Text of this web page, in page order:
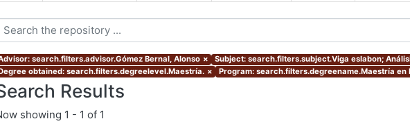
search.filters.advisor.Gómez Bernal, Alonso × Subject: search.filters.subject.Viga eslabon;
obtained: search.filters.degreelevel.Maestría. × Program: search.filters.degreename.Maestría
Results
showing 1 - 1 of 1